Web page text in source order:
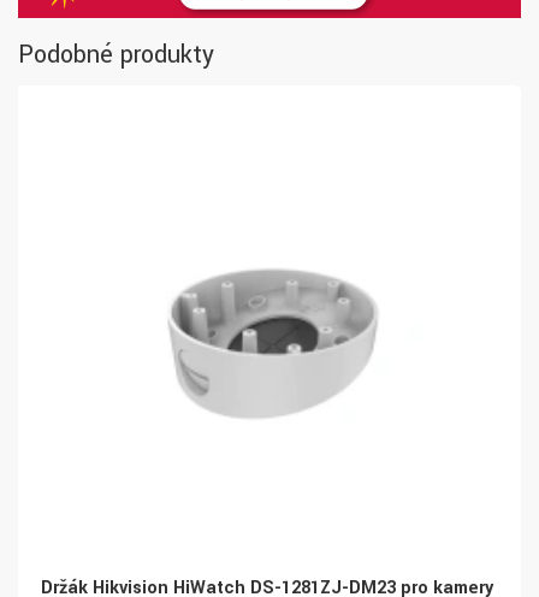
Podobné produkty
Držák Hikvision HiWatch DS-1281ZJ-DM23 pro kamery